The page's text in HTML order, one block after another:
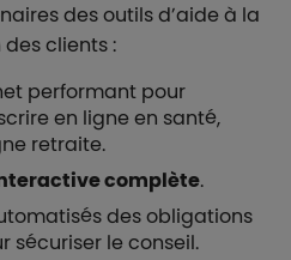
des outils d’aide à la
clients :
performant pour
en ligne en santé,
retraite.
complète.
des obligations
sécuriser le conseil.